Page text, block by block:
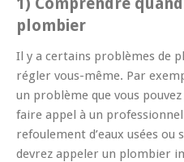
plombier
Il y a certains problèmes de
régler vous-même. Par
un problème que vous
faire appel à un
refoulement d’eaux usées ou
devrez appeler un plombier